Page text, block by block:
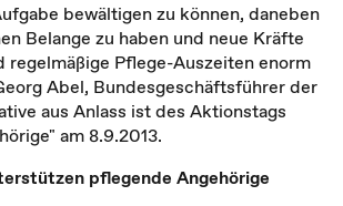
bewältigen zu können, daneben
Belange zu haben und neue Kräfte
regelmäßige Pflege-Auszeiten enorm
Abel, Bundesgeschäftsführer der
aus Anlass ist des Aktionstags
am 8.9.2013.
pflegende Angehörige